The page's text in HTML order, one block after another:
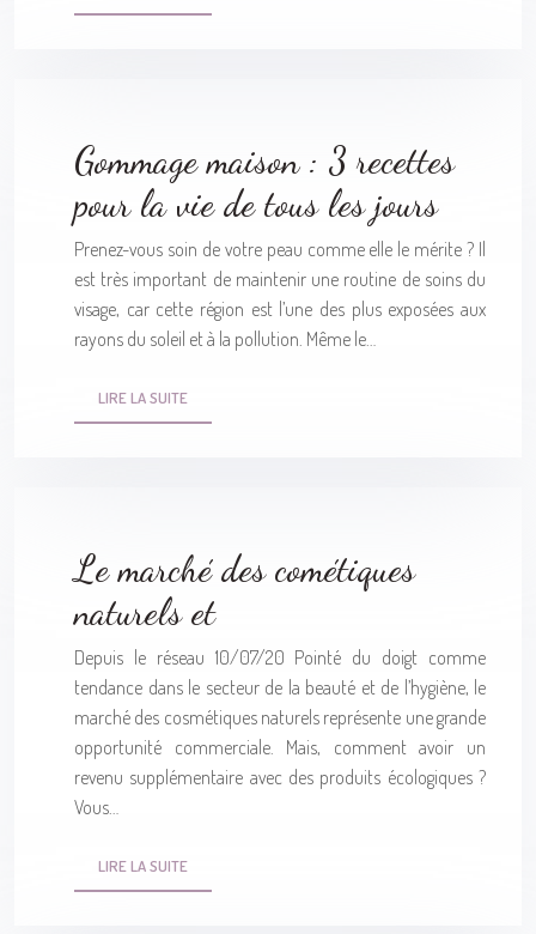
Gommage maison : 3 recettes
pour la vie de tous les jours
Prenez-vous soin de votre peau comme elle le mérite ? Il
est très important de maintenir une routine de soins du
visage, car cette région est l’une des plus exposées aux
rayons du soleil et à la pollution. Même le…
LIRE LA SUITE
Le marché des cométiques
naturels et
Depuis le réseau 10/07/20 Pointé du doigt comme
tendance dans le secteur de la beauté et de l’hygiène, le
marché des cosmétiques naturels représente une grande
opportunité commerciale. Mais, comment avoir un
revenu supplémentaire avec des produits écologiques ?
Vous…
LIRE LA SUITE